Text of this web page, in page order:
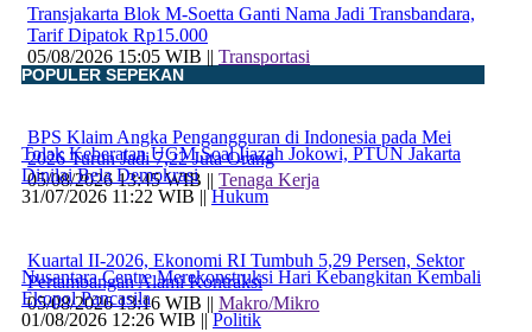
Transjakarta Blok M-Soetta Ganti Nama Jadi Transbandara,
Tarif Dipatok Rp15.000
05/08/2026 15:05 WIB || Transportasi
BPS Klaim Angka Pengangguran di Indonesia pada Mei
2026 Turun Jadi 7,22 Juta Orang
05/08/2026 13:45 WIB || Tenaga Kerja
Kuartal II-2026, Ekonomi RI Tumbuh 5,29 Persen, Sektor
Pertambangan Alami Kontraksi
05/08/2026 13:16 WIB || Makro/Mikro
POPULER SEPEKAN
Tolak Keberatan UGM Soal Ijazah Jokowi, PTUN Jakarta
Dinilai Bela Demokrasi
31/07/2026 11:22 WIB ||Hukum
Nusantara Centre Merekonstruksi Hari Kebangkitan Kembali
Ekopol Pancasila
01/08/2026 12:26 WIB ||Politik